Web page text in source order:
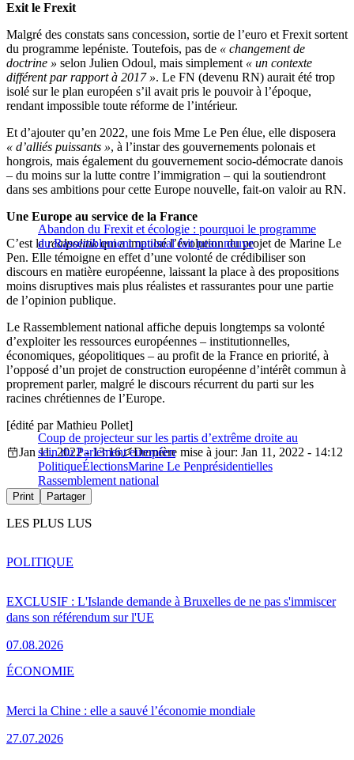
Exit le Frexit
Malgré des constats sans concession, sortie de l’euro et Frexit sortent
du programme lepéniste. Toutefois, pas de « changement de
doctrine » selon Julien Odoul, mais simplement « un contexte
différent par rapport à 2017 ». Le FN (devenu RN) aurait été trop
isolé sur le plan européen s’il avait pris le pouvoir à l’époque,
rendant impossible toute réforme de l’intérieur.
Et d’ajouter qu’en 2022, une fois Mme Le Pen élue, elle disposera
« d’alliés puissants », à l’instar des gouvernements polonais et
hongrois, mais également du gouvernement socio-démocrate danois
– du moins sur la lutte contre l’immigration – qui la soutiendront
dans ses ambitions pour cette Europe nouvelle, fait-on valoir au RN.
Abandon du Frexit et écologie : pourquoi le programme
du Rassemblement national fait peau neuve
Une Europe au service de la France
C’est larealpolitikqui a impulsé l’évolution du projet de Marine Le
Pen. Elle témoigne en effet d’une volonté de crédibiliser son
discours en matière européenne, laissant la place à des propositions
moins disruptives mais plus réalistes et rassurantes pour une partie
de l’opinion publique.
Le Rassemblement national affiche depuis longtemps sa volonté
d’exploiter les ressources européennes – institutionnelles,
économiques, géopolitiques – au profit de la France en priorité, à
l’opposé d’un projet de construction européenne d’intérêt commun à
proprement parler, malgré le discours récurrent du parti sur les
racines chrétiennes de l’Europe.
Coup de projecteur sur les partis d’extrême droite au
sein du Parlement européen
[édité par Mathieu Pollet]
Jan 11, 2022 - 13:16
Dernière mise à jour: Jan 11, 2022 - 14:12
PolitiqueÉlectionsMarine Le Penprésidentielles
Rassemblement national
Print Partager
LES PLUS LUS
EXCLUSIF : L'Islande demande à Bruxelles de ne pas s'immiscer
dans son référendum sur l'UE
07.08.2026
POLITIQUE
Merci la Chine : elle a sauvé l’économie mondiale
27.07.2026
ÉCONOMIE